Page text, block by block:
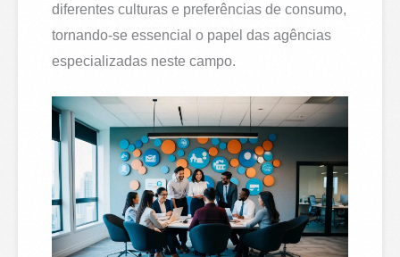
diferentes culturas e preferências de consumo,
tornando-se essencial o papel das agências
especializadas neste campo.